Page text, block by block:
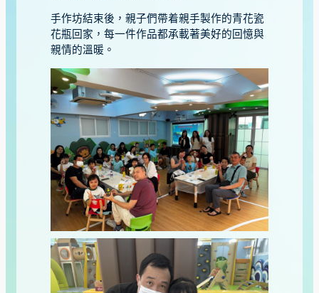
手作坊結束後，親子們帶着親手製作的青花瓷
花瓶回家，每一件作品都承載著美好的回憶與
親情的溫暖。